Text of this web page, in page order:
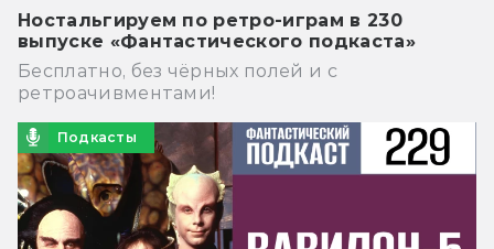
Ностальгируем по ретро-играм в 230
выпуске «Фантастического подкаста»
Бесплатно, без чёрных полей и с
ретроачивментами!
Подкасты